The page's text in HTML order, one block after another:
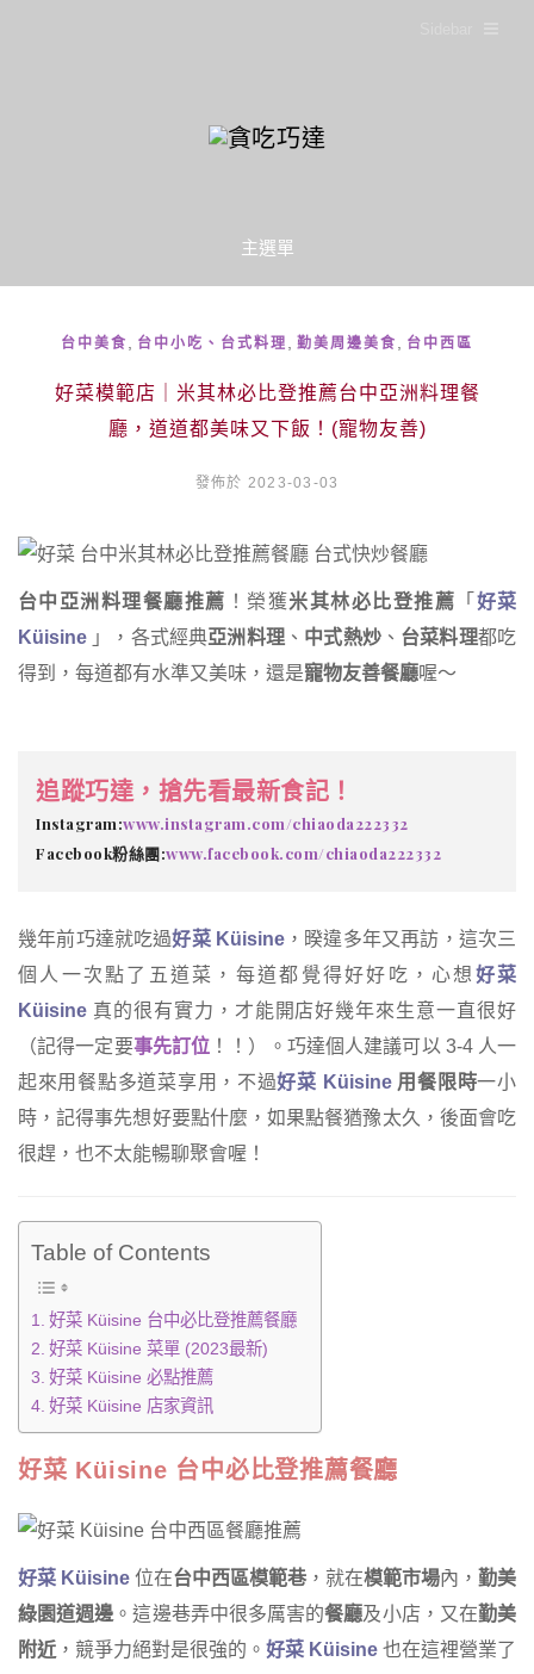
主選單
台中美食 台中小吃、台式料理 勤美周邊美食 台中西區
好菜模範店｜米其林必比登推薦台中亞洲料理餐
廳，道道都美味又下飯！(寵物友善)
發佈於 2023-03-03
台中亞洲料理餐廳推薦 ！榮獲米其林必比登推薦 「 好菜
Küisine 」，各式經典亞洲料理 、 中式熱炒、 台菜料理都吃
得到，每道都有水準又美味，還是寵物友善餐廳喔～
追蹤巧達，搶先看最新食記！
Instagram:www.instagram.com/chiaoda222332
Facebook粉絲團:www.facebook.com/chiaoda222332
幾年前巧達就吃過好菜 Küisine，暌違多年又再訪，這次三
個人一次點了五道菜，每道都覺得好好吃，心想 好菜
Küisine 真的很有實力，才能開店好幾年來生意一直很好
（記得一定要事先訂位 ！！）。巧達個人建議可以 3-4 人一
起來用餐點多道菜享用，不過好菜 Küisine 用餐限時一小
時，記得事先想好要點什麼，如果點餐猶豫太久，後面會吃
很趕，也不太能暢聊聚會喔！
Table of Contents
好菜 Küisine 台中必比登推薦餐廳
好菜 Küisine 菜單 (2023最新)
好菜 Küisine 必點推薦
好菜 Küisine 店家資訊
好菜 Küisine 台中必比登推薦餐廳
好菜 Küisine 位在台中西區模範巷 ，就在模範市場內， 勤美
綠園道週邊 。這邊巷弄中很多厲害的餐廳及小店，又在勤美
附近 ，競爭力絕對是很強的。 好菜 Küisine 也在這裡營業了